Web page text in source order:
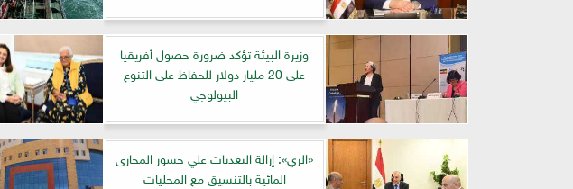
وزيرة البيئة تؤكد ضرورة حصول أفريقيا
على 20 مليار دولار للحفاظ على التنوع
البيولوجي
«الري»: إزالة التعديات علي جسور المجارى
المائية بالتنسيق مع المحليات